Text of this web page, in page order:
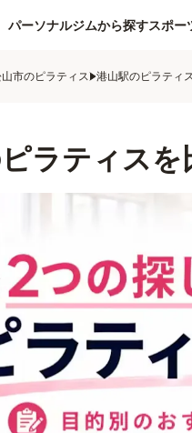
パーソナルジムから探すスポー
市のピラティス 港山駅のピラティ
ラティスを